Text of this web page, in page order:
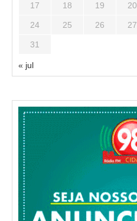
17 18 19 20
24 25 26 27
31
« jul